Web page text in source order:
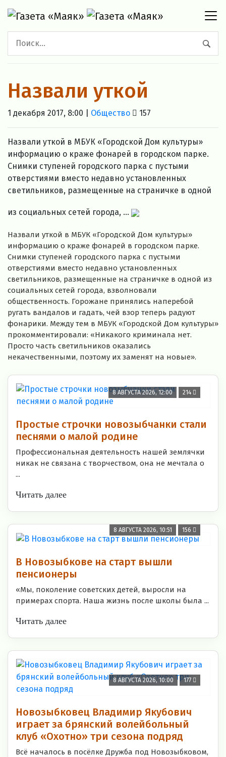
Назвали уткой
1 декабря 2017, 8:00 | Общество 157
Назвали уткой в МБУК «Городской Дом культуры»
информацию о краже фонарей в городском парке.
Снимки ступеней городского парка с пустыми
отверстиями вместо недавно установленных
светильников, размещенные на страничке в одной
из социальных сетей города, ...
Назвали уткой в МБУК «Городской Дом культуры»
информацию о краже фонарей в городском парке.
Снимки ступеней городского парка с пустыми
отверстиями вместо недавно установленных
светильников, размещенные на страничке в одной из
социальных сетей города, взволновали
общественность. Горожане принялись наперебой
ругать вандалов и гадать, чей взор теперь радуют
фонарики. Между тем в МБУК «Городской Дом культуры»
прокомментировали: «Никакого криминала нет.
Просто часть светильников оказались
некачественными, поэтому их заменят на новые».
8 АВГУСТА 2026, 12:00 214
Простые строчки новозыбчанки стали
песнями о малой родине
Профессиональная деятельность нашей землячки
никак не связана с творчеством, она не мечтала о
...
Читать далее
8 АВГУСТА 2026, 10:51 156
В Новозыбкове на старт вышли
пенсионеры
«Мы, поколение советских детей, выросли на
примерах спорта. Наша жизнь после школы была ...
Читать далее
8 АВГУСТА 2026, 10:00 177
Новозыбковец Владимир Якубович
играет за брянский волейбольный
клуб «Охотно» три сезона подряд
Всё началось в посёлке Дружба под Новозыбковом,